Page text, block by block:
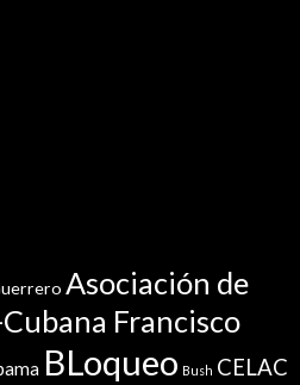
Asociación de
Francisco
BLoqueo Bush CELAC